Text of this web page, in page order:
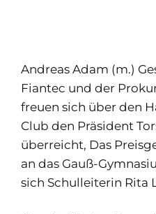
Andreas Adam (m.)
Fiantec und der
freuen sich über den
Club den Präsident
überreicht, Das
an das Gauß-
sich Schulleiterin Rita